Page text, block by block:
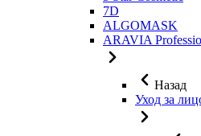
7D
ALGOMASK
ARAVIA
Назад
Уход за